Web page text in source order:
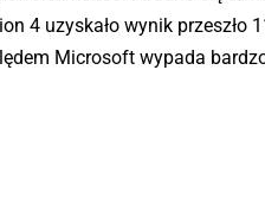
4 uzyskało wynik przeszło
Microsoft wypada